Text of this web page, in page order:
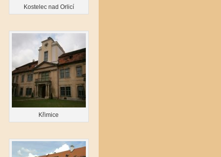
Kostelec nad Orlicí
Křimice